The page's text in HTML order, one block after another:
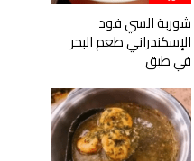
شوربة السي فود
الإسكندراني طعم البحر
في طبق